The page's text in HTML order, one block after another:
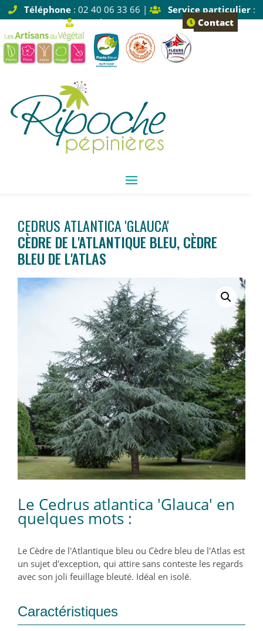
Téléphone: 02 40 06 33 66 | Service particulier:
Tapez 1 |
Service pro: Tapez 2 Contact
CEDRUS ATLANTICA 'GLAUCA'
CÈDRE DE L'ATLANTIQUE BLEU, CÈDRE
BLEU DE L'ATLAS
Le Cedrus atlantica 'Glauca' en
quelques mots :
Le Cèdre de l'Atlantique bleu ou Cèdre bleu de l'Atlas est
un sujet d'exception, qui attire sans conteste les regards
avec son joli feuillage bleuté. Idéal en isolé.
Caractéristiques